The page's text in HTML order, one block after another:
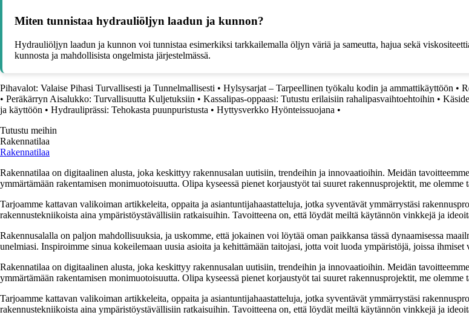
Miten tunnistaa hydrauliöljyn laadun ja kunnon?
Hydrauliöljyn laadun ja kunnon voi tunnistaa esimerkiksi tarkkailemalla öljyn väriä ja sameutta, hajua sekä
kunnosta ja mahdollisista ongelmista järjestelmässä.
Pihavalot: Valaise Pihasi Turvallisesti ja Tunnelmallisesti • Hylsysarjat – Tarpeellinen työkalu kodin ja ammattikäyttöön •
• Peräkärryn Aisalukko: Turvallisuutta Kuljetuksiin • Kassalipas-oppaasi: Tutustu erilaisiin rahalipasvaihtoehtoihin •
ja käyttöön • Hydrauliprässi: Tehokasta puunpuristusta • Hyttysverkko Hyönteissuojana •
Tutustu meihin
Rakennatilaa
Rakennatilaa
Rakennatilaa on digitaalinen alusta, joka keskittyy rakennusalan uutisiin, trendeihin ja innovaatioihin. Meidän
ymmärtämään rakentamisen monimuotoisuutta. Olipa kyseessä pienet korjaustyöt tai suuret rakennusprojektit, me olemme
Tarjoamme kattavan valikoiman artikkeleita, oppaita ja asiantuntijahaastatteluja, jotka syventävät ymmärrystäsi
rakennustekniikoista aina ympäristöystävällisiin ratkaisuihin. Tavoitteena on, että löydät meiltä käytännön vinkkejä ja
Rakennusalalla on paljon mahdollisuuksia, ja uskomme, että jokainen voi löytää oman paikkansa tässä dynaamisessa
unelmiasi. Inspiroimme sinua kokeilemaan uusia asioita ja kehittämään taitojasi, jotta voit luoda ympäristöjä, joissa ihmiset
Rakennatilaa on digitaalinen alusta, joka keskittyy rakennusalan uutisiin, trendeihin ja innovaatioihin. Meidän
ymmärtämään rakentamisen monimuotoisuutta. Olipa kyseessä pienet korjaustyöt tai suuret rakennusprojektit, me olemme
Tarjoamme kattavan valikoiman artikkeleita, oppaita ja asiantuntijahaastatteluja, jotka syventävät ymmärrystäsi
rakennustekniikoista aina ympäristöystävällisiin ratkaisuihin. Tavoitteena on, että löydät meiltä käytännön vinkkejä ja